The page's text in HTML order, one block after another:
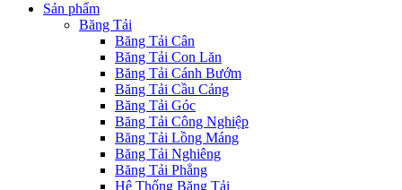
Sản phẩm
Băng Tải
Băng Tải Cân
Băng Tải Con Lăn
Băng Tải Cánh Bướm
Băng Tải Cầu Cảng
Băng Tải Góc
Băng Tải Công Nghiệp
Băng Tải Lồng Máng
Băng Tải Nghiêng
Băng Tải Phẳng
Hệ Thống Băng Tải